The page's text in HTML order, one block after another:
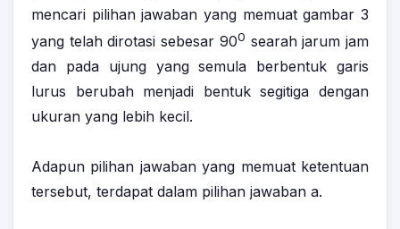
mencari pilihan jawaban yang memuat gambar 3
yang telah dirotasi sebesar 900 searah jarum jam
dan pada ujung yang semula berbentuk garis
lurus berubah menjadi bentuk segitiga dengan
ukuran yang lebih kecil.
Adapun pilihan jawaban yang memuat ketentuan
tersebut, terdapat dalam pilihan jawaban a.